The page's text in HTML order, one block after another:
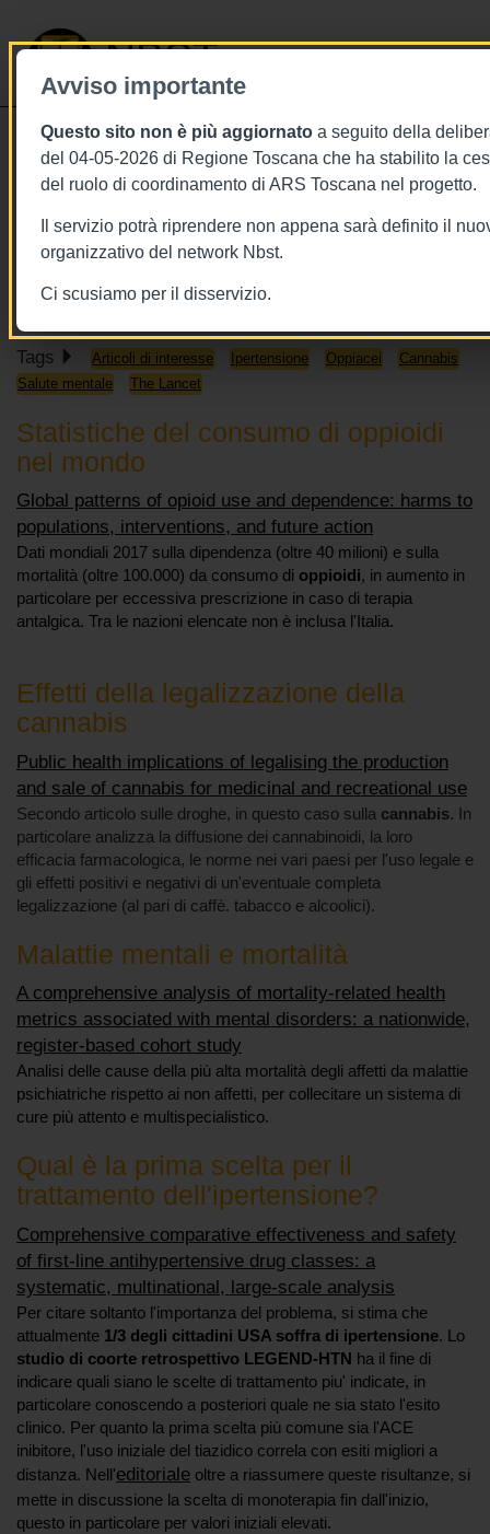
Avviso importante
Questo sito non è più aggiornato a seguito della
del 04-05-2026 di Regione Toscana che ha stabilito la
del ruolo di coordinamento di ARS Toscana nel progetto.
Il servizio potrà riprendere non appena sarà definito il
organizzativo del network Nbst.
Ci scusiamo per il disservizio.
NBST
Toggle
26 ottobre 2019 - This week in The
Lancet
Tags Articoli di interesse Ipertensione Oppiacei
Cannabis
Salute mentale
The Lancet
Statistiche del consumo di oppioidi
nel mondo
Global patterns of opioid use and dependence: harms to
populations, interventions, and future action
Dati mondiali 2017 sulla dipendenza (oltre 40 milioni) e sulla
mortalità (oltre 100.000) da consumo di oppioidi, in aumento in
particolare per eccessiva prescrizione in caso di terapia
antalgica. Tra le nazioni elencate non è inclusa l'Italia.
Effetti della legalizzazione della
cannabis
Public health implications of legalising the production
and sale of cannabis for medicinal and recreational use
Secondo articolo sulle droghe, in questo caso sulla cannabis. In
particolare analizza la diffusione dei cannabinoidi, la loro
efficacia farmacologica, le norme nei vari paesi per l'uso legale e
gli effetti positivi e negativi di un'eventuale completa
legalizzazione (al pari di caffè. tabacco e alcoolici).
Malattie mentali e mortalità
A comprehensive analysis of mortality-related health
metrics associated with mental disorders: a nationwide,
register-based cohort study
Analisi delle cause della più alta mortalità degli affetti da malattie
psichiatriche rispetto ai non affetti, per collecitare un sistema di
cure più attento e multispecialistico.
Qual è la prima scelta per il
trattamento dell'ipertensione?
Comprehensive comparative effectiveness and safety
of first-line antihypertensive drug classes: a
systematic, multinational, large-scale analysis
Per citare soltanto l'importanza del problema, si stima che
attualmente 1/3 degli cittadini USA soffra di ipertensione. Lo
studio di coorte retrospettivo LEGEND-HTN ha il fine di
indicare quali siano le scelte di trattamento piu' indicate, in
particolare conoscendo a posteriori quale ne sia stato l'esito
clinico. Per quanto la prima scelta più comune sia l'ACE
inibitore, l'uso iniziale del tiazidico correla con esiti migliori a
distanza. Nell'editoriale oltre a riassumere queste risultanze, si
mette in discussione la scelta di monoterapia fin dall'inizio,
questo in particolare per valori iniziali elevati.